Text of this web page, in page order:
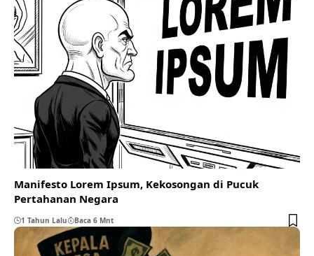
Manifesto Lorem Ipsum, Kekosongan di Pucuk
Pertahanan Negara
1 Tahun Lalu Baca 6 Mnt